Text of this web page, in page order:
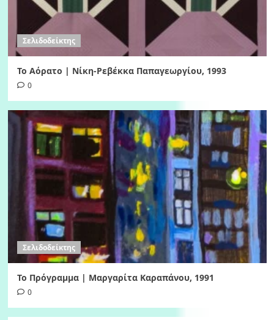
Σελιδοδείκτης
Το Αόρατο | Νίκη-Ρεβέκκα Παπαγεωργίου, 1993
0
Σελιδοδείκτης
Το Πρόγραμμα | Μαργαρίτα Καραπάνου, 1991
0